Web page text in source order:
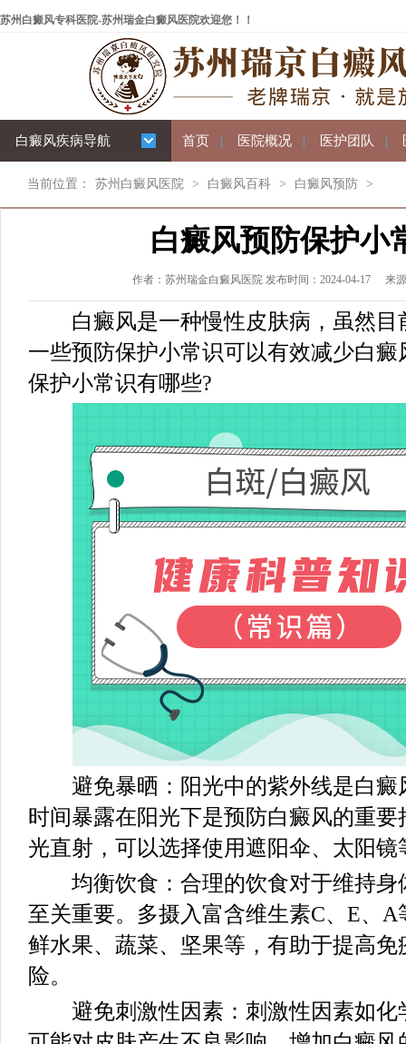
苏州白癜风专科医院-苏州瑞金白癜风医院欢迎您！！
白癜风疾病导航 首页 | 医院概况 | 医护团队 |
当前位置： 苏州白癜风医院 > 白癜风百科 > 白癜风预防 >
白癜风预防保护小
作者：苏州瑞金白癜风医院 发布时间：2024-04-17 来
白癜风是一种慢性皮肤病，虽然目
一些预防保护小常识可以有效减少白
保护小常识有哪些?
避免暴晒：阳光中的紫外线是白癜
时间暴露在阳光下是预防白癜风的重
光直射，可以选择使用遮阳伞、太阳镜
均衡饮食：合理的饮食对于维持身
至关重要。多摄入富含维生素C、E、
鲜水果、蔬菜、坚果等，有助于提高
险。
避免刺激性因素：刺激性因素如化